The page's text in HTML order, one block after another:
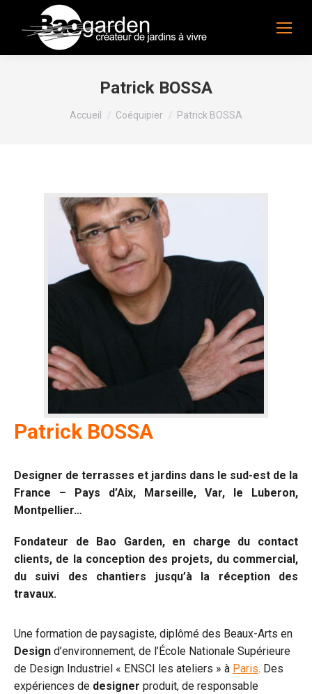
Patrick BOSSA
Vous êtes ici :
Accueil Coéquipier Patrick BOSSA
Patrick BOSSA
Designer de terrasses et jardins dans le sud-est de la
France – Pays d’Aix, Marseille, Var, le Luberon,
Montpellier…
Fondateur de Bao Garden, en charge du contact
clients, de la conception des projets, du commercial,
du suivi des chantiers jusqu’à la réception des
travaux.
Une formation de paysagiste, diplômé des Beaux-Arts en
Design d’environnement, de l’École Nationale Supérieure
de Design Industriel « ENSCI les ateliers » à Paris. Des
expériences de designer produit, de responsable